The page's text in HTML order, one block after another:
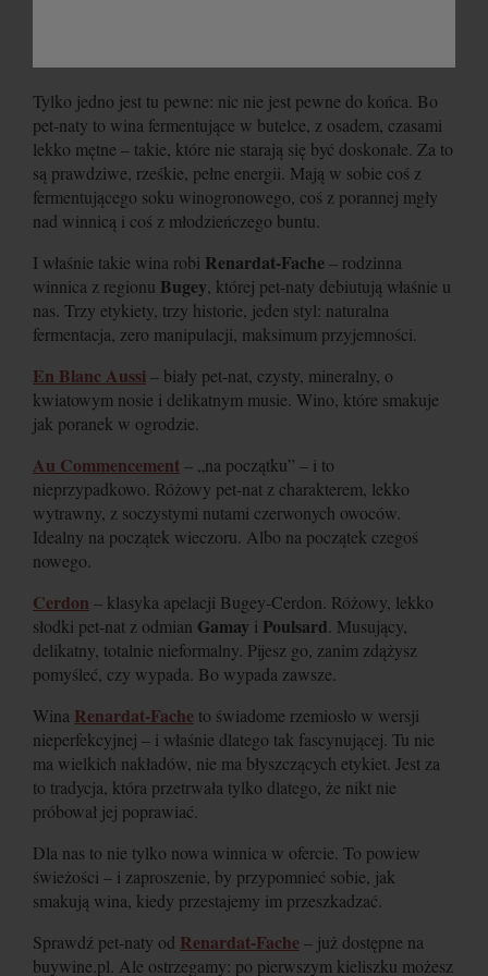
Tylko jedno jest tu pewne: nic nie jest pewne do końca. Bo
pet-naty to wina fermentujące w butelce, z osadem, czasami
lekko mętne – takie, które nie starają się być doskonałe. Za to
są prawdziwe, rześkie, pełne energii. Mają w sobie coś z
fermentującego soku winogronowego, coś z porannej mgły
nad winnicą i coś z młodzieńczego buntu.
I właśnie takie wina robi Renardat-Fache– rodzinna
winnica z regionu Bugey , której pet-naty debiutują właśnie u
nas. Trzy etykiety, trzy historie, jeden styl: naturalna
fermentacja, zero manipulacji, maksimum przyjemności.
En Blanc Aussi – biały pet-nat, czysty, mineralny, o
kwiatowym nosie i delikatnym musie. Wino, które smakuje
jak poranek w ogrodzie.
Au Commencement– „na początku” – i to
nieprzypadkowo. Różowy pet-nat z charakterem, lekko
wytrawny, z soczystymi nutami czerwonych owoców.
Idealny na początek wieczoru. Albo na początek czegoś
nowego.
Cerdon – klasyka apelacji Bugey-Cerdon. Różowy, lekko
słodki pet-nat z odmian Gamay i Poulsard . Musujący,
delikatny, totalnie nieformalny. Pijesz go, zanim zdążysz
pomyśleć, czy wypada. Bo wypada zawsze.
Wina Renardat-Fache to świadome rzemiosło w wersji
nieperfekcyjnej – i właśnie dlatego tak fascynującej. Tu nie
ma wielkich nakładów, nie ma błyszczących etykiet. Jest za
to tradycja, która przetrwała tylko dlatego, że nikt nie
próbował jej poprawiać.
Dla nas to nie tylko nowa winnica w ofercie. To powiew
świeżości – i zaproszenie, by przypomnieć sobie, jak
smakują wina, kiedy przestajemy im przeszkadzać.
Sprawdź pet-naty od Renardat-Fache – już dostępne na
buywine.pl. Ale ostrzegamy: po pierwszym kieliszku możesz